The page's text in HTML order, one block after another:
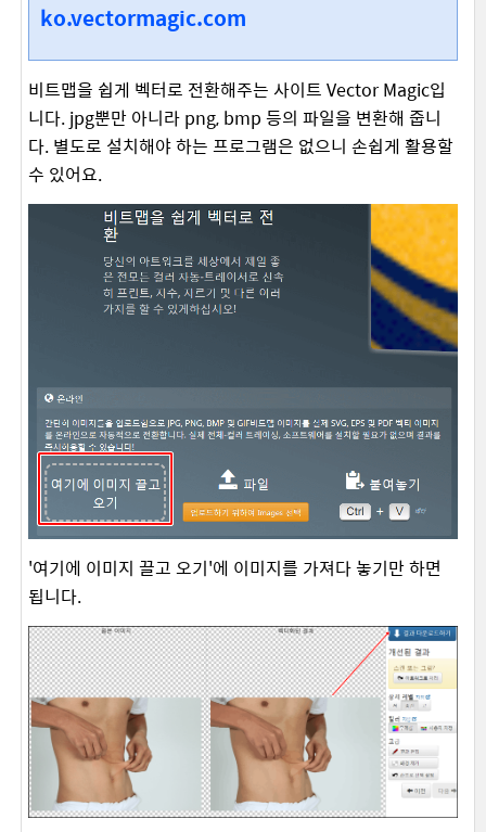
ko.vectormagic.com
비트맵을 쉽게 벡터로 전환해주는 사이트 Vector Magic입
니다. jpg뿐만 아니라 png, bmp 등의 파일을 변환해 줍니
다. 별도로 설치해야 하는 프로그램은 없으니 손쉽게 활용할
수 있어요.
'여기에 이미지 끌고 오기'에 이미지를 가져다 놓기만 하면
됩니다.